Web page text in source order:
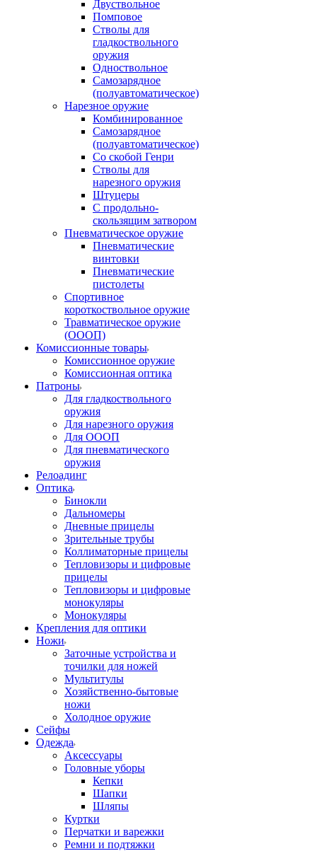
Двуствольное
Помповое
Стволы для
гладкоствольного
оружия
Одноствольное
Самозарядное
(полуавтоматическое)
Нарезное оружие
Комбинированное
Самозарядное
(полуавтоматическое)
Со скобой Генри
Стволы для
нарезного оружия
Штуцеры
С продольно-
скользящим затвором
Пневматическое оружие
Пневматические
винтовки
Пневматические
пистолеты
Спортивное
короткоствольное оружие
Травматическое оружие
(ОООП)
Комиссионные товары
Комиссионное оружие
Комиссионная оптика
Патроны
Для гладкоствольного
оружия
Для нарезного оружия
Для ОООП
Для пневматического
оружия
Релоадинг
Оптика
Бинокли
Дальномеры
Дневные прицелы
Зрительные трубы
Коллиматорные прицелы
Тепловизоры и цифровые
прицелы
Тепловизоры и цифровые
монокуляры
Монокуляры
Крепления для оптики
Ножи
Заточные устройства и
точилки для ножей
Мультитулы
Хозяйственно-бытовые
ножи
Холодное оружие
Сейфы
Одежда
Аксессуары
Головные уборы
Кепки
Шапки
Шляпы
Куртки
Перчатки и варежки
Ремни и подтяжки